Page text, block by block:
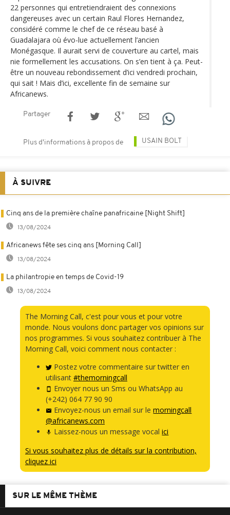
22 personnes qui entretiendraient des connexions
dangereuses avec un certain Raul Flores Hernandez,
considéré comme le chef de ce réseau basé à
Guadalajara où évo-lue actuellement l’ancien
Monégasque. Il aurait servi de couverture au cartel, mais
nie formellement les accusations. On s’en tient à ça. Peut-
être un nouveau rebondissement d’ici vendredi prochain,
qui sait ! Mais d’ici, excellente fin de semaine sur
Africanews.
Partager
Plus d'informations à propos de USAIN BOLT
À SUIVRE
Cinq ans de la première chaîne panafricaine [Night Shift]
13/08/2024
Africanews fête ses cinq ans [Morning Call]
13/08/2024
La philantropie en temps de Covid-19
13/08/2024
The Morning Call, c'est pour vous et pour votre
monde. Nous voulons donc partager vos opinions sur
nos programmes. Si vous souhaitez contribuer à The
Morning Call, voici comment nous contacter :
Postez votre commentaire sur twitter en
utilisant #themorningcall
Envoyer nous un Sms ou WhatsApp au
(+242) 064 77 90 90
Envoyez-nous un email sur lemorningcall
@africanews.com
Laissez-nous un message vocalici
Si vous souhaitez plus de détails sur la contribution,
cliquez ici
SUR LE MÊME THÈME